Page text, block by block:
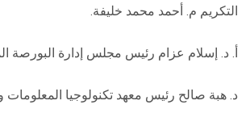
التكريم م. أحمد محمد خليفة.
أ. د. إسلام عزام رئيس مجلس إدارة البورصة
د. هبة صالح رئيس معهد تكنولوجيا المعلومات